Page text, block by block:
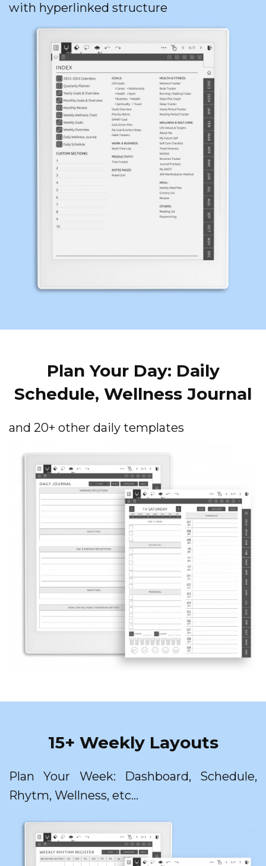
with hyperlinked structure
Plan Your Day: Daily
Schedule, Wellness Journal
and 20+ other daily templates
15+ Weekly Layouts
Plan Your Week: Dashboard, Schedule,
Rhytm, Wellness, etc...